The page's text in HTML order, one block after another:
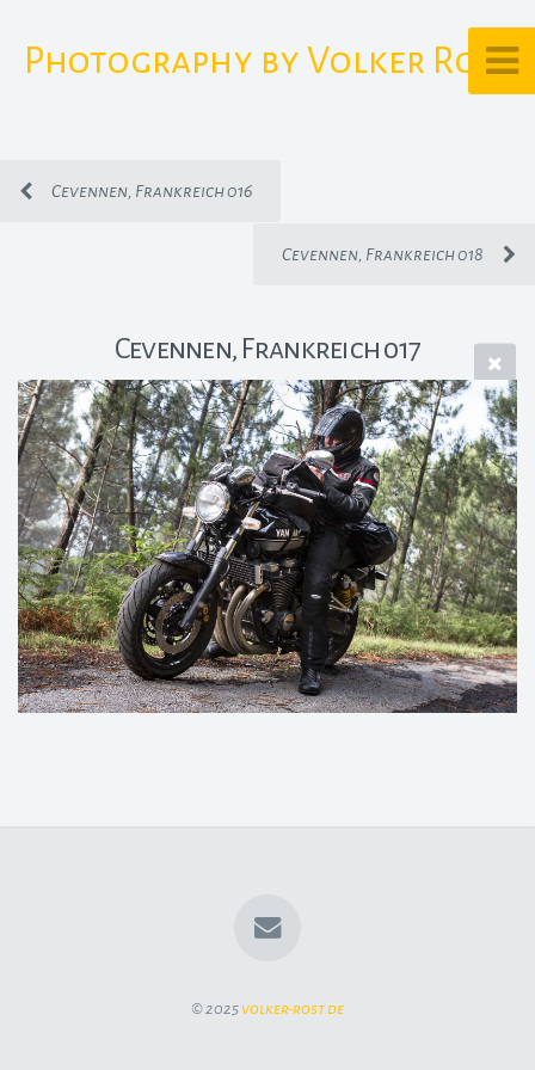
Photography by Volker Rost
Cevennen, Frankreich 016
Cevennen, Frankreich 018
Cevennen, Frankreich 017
© 2025 volker-rost.de